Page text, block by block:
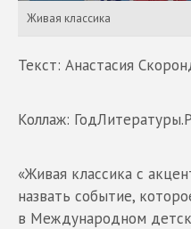
Живая классика
Текст: Анастасия
Коллаж:
«Живая классика с
назвать событие,
в Международном